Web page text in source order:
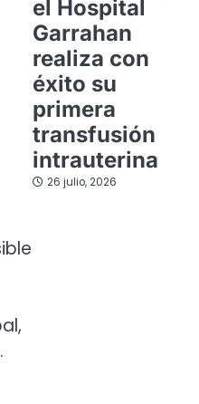
el Hospital
Garrahan
realiza con
éxito su
primera
transfusión
intrauterina
26 julio, 2026